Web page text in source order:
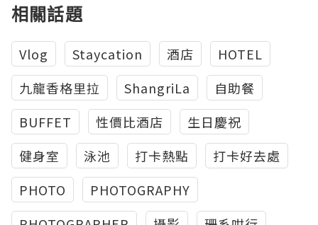
相關話題
Vlog Staycation 酒店
HOTEL
九龍香格里拉
ShangriLa
自助餐
BUFFET
性價比酒店
生日慶祝
健身室
泳池 打卡熱點
打卡好去處
PHOTO
PHOTOGRAPHY